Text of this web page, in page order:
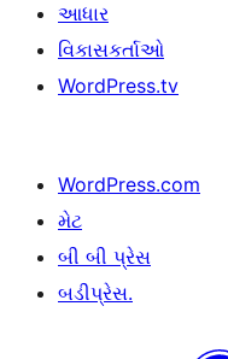
આધાર
વિકાસકર્તાઓ
WordPress.tv
WordPress.com
મેટ
બી બી પ્રેસ
બડીપ્રેસ.